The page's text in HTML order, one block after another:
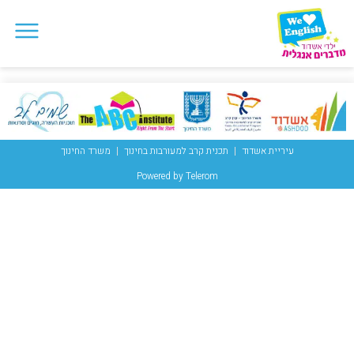
עיריית אשדוד תכנית קרב למעורבות בחינוך
משרד החינוך
Powered by Telerom